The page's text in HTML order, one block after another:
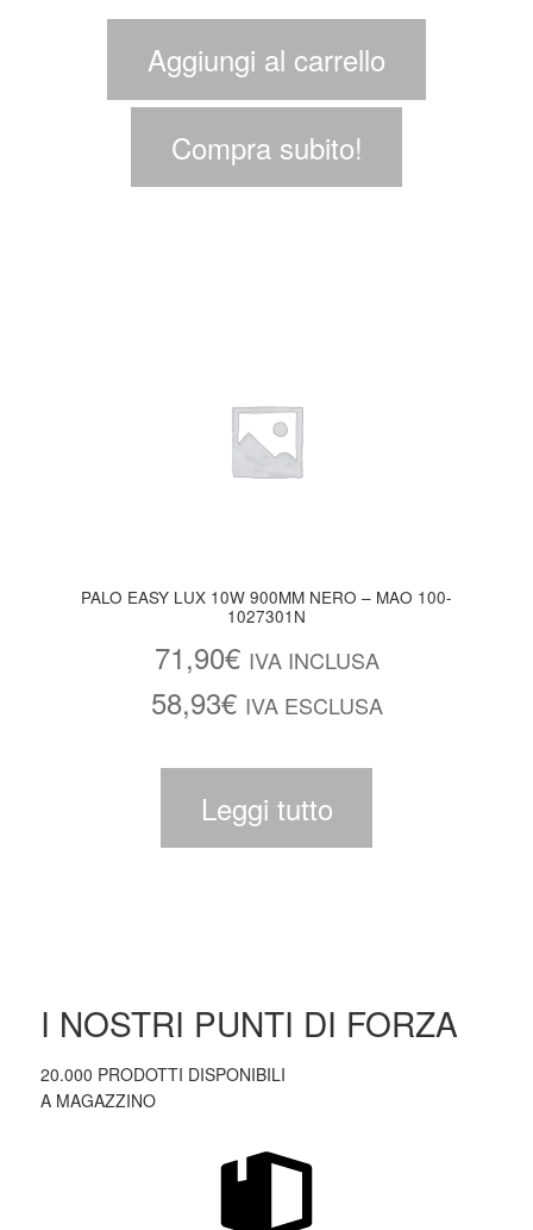
Aggiungi al carrello
Compra subito!
PALO EASY LUX 10W 900MM NERO – MAO 100-
1027301N
71,90€ IVA INCLUSA
58,93€ IVA ESCLUSA
Leggi tutto
I NOSTRI PUNTI DI FORZA
20.000 PRODOTTI DISPONIBILI
A MAGAZZINO